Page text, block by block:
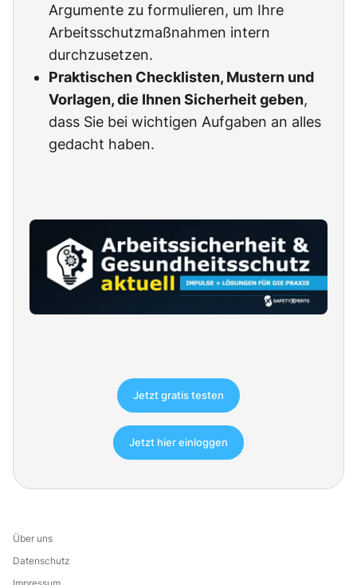
Argumente zu formulieren, um Ihre
Arbeitsschutzmaßnahmen intern
durchzusetzen.
Praktischen Checklisten, Mustern und
Vorlagen, die Ihnen Sicherheit geben,
dass Sie bei wichtigen Aufgaben an alles
gedacht haben.
Jetzt gratis testen
Jetzt hier einloggen
Über uns
Datenschutz